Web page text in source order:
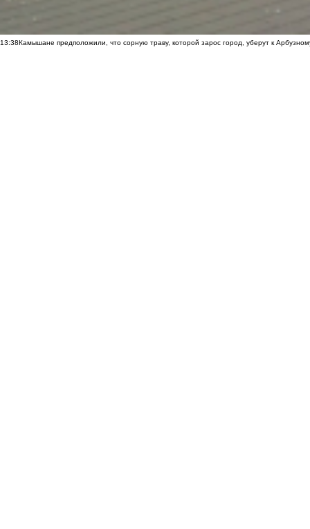
13:38Камышане предположили, что сорную траву, которой зарос город, уберут к